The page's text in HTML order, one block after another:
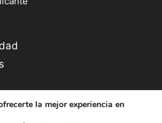
la mejor experiencia en